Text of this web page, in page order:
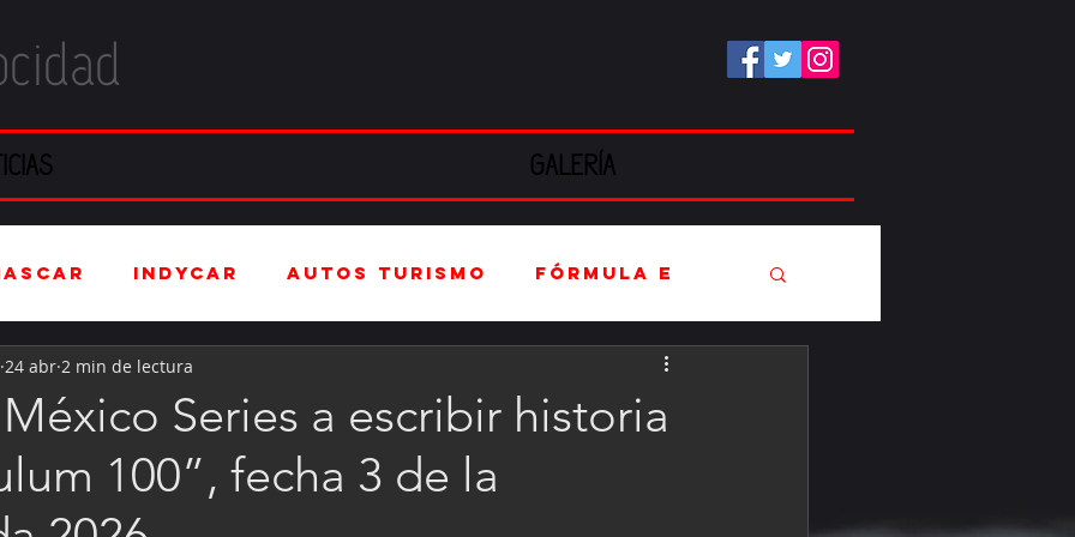
GALERÍA
IndyCar Autos Turismo Fórmula E
Automotriz
Kartismo Rally FIA WEC
Series a escribir historia
100”, fecha 3 de la
24 abr 2 min de lectura